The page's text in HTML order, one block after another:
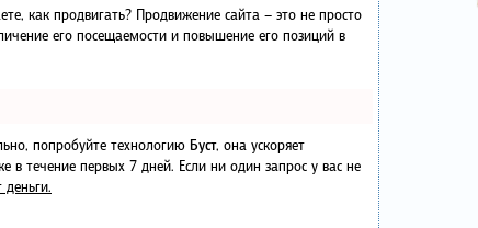
как продвигать? Продвижение сайта – это не просто
его посещаемости и повышение его позиций в
попробуйте технологию Буст, она ускоряет
в течение первых 7 дней. Если ни один запрос у вас не
деньги.